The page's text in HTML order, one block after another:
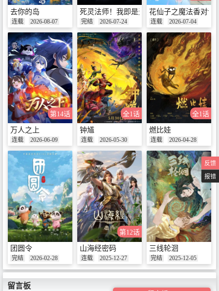
去你的岛
连载 2026-08-07
死灵法师！我即是天灾
完结 2026-07-24
花仙子之魔法香对论
连载 2026-07-04
第14话
万人之上
连载 2026-06-09
全1话
钟馗
连载 2026-05-30
全1话
燃比娃
连载 2026-04-28
团圆令
完结 2026-02-28
第12话
山海经密码
连载 2025-12-27
三线轮洄
完结 2025-12-05
留言板
反馈
报错